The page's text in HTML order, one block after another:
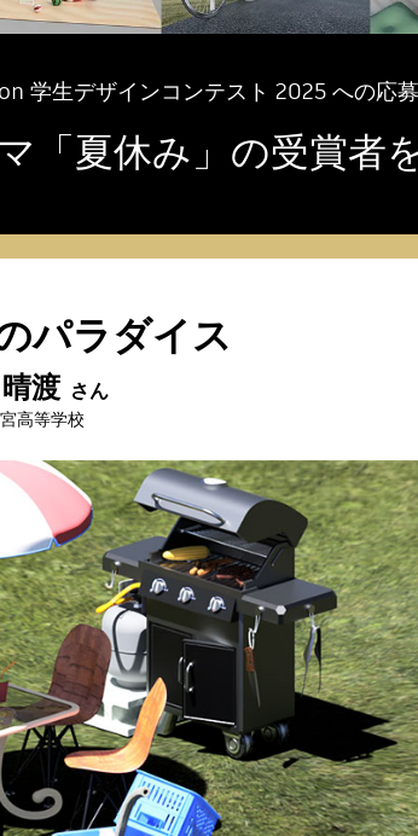
学生デザインコンテスト 2025 への応募
「夏休み」の受賞者
パラダイス
渡 さん
高等学校